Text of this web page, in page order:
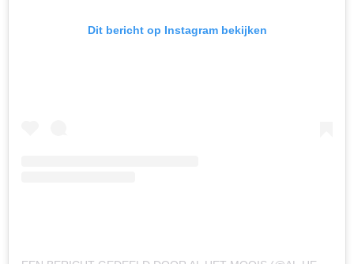
Dit bericht op Instagram bekijken